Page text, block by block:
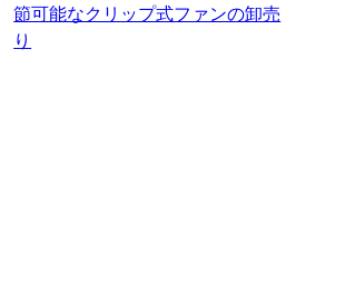
節可能なクリップ式ファンの卸売
り